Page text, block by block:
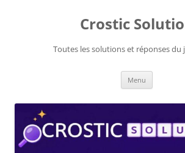
Crostic
Toutes les solutions et réponses du
Menu